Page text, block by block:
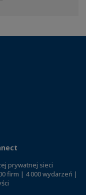
prywatnej sieci
firm | 4 000 wydarzeń |